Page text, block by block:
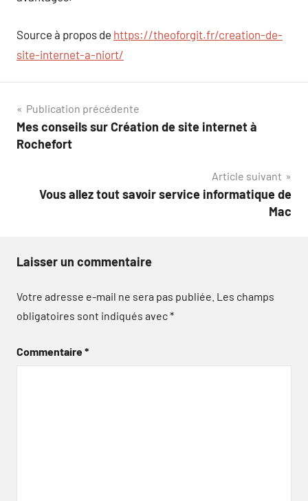
Source à propos de https://theoforgit.fr/creation-de-
site-internet-a-niort/
Navigation
de
Publication précédente
Mes conseils sur Création de site internet à
Rochefort
Article suivant
Vous allez tout savoir service informatique de
Mac
Laisser un commentaire
Votre adresse e-mail ne sera pas publiée. Les champs
obligatoires sont indiqués avec*
Commentaire*